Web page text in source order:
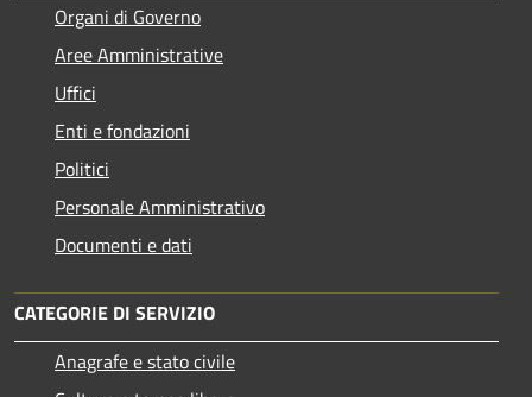
Organi di Governo
Aree Amministrative
Uffici
Enti e fondazioni
Politici
Personale Amministrativo
Documenti e dati
CATEGORIE DI SERVIZIO
Anagrafe e stato civile